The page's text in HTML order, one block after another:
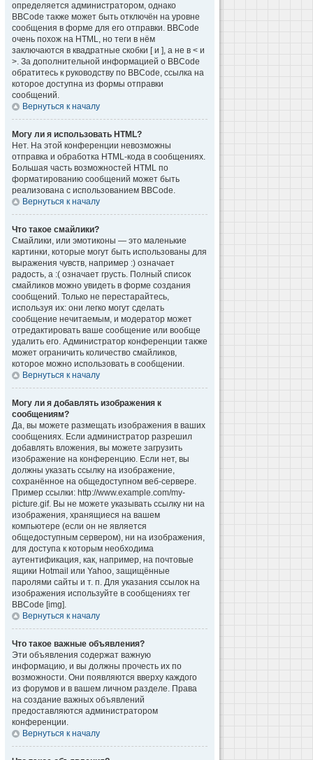
определяется администратором, однако
BBCode также может быть отключён на уровне
сообщения в форме для его отправки. BBCode
очень похож на HTML, но теги в нём
заключаются в квадратные скобки [ и ], а не в < и
>. За дополнительной информацией о BBCode
обратитесь к руководству по BBCode, ссылка на
которое доступна из формы отправки
сообщений.
Вернуться к началу
Могу ли я использовать HTML?
Нет. На этой конференции невозможны
отправка и обработка HTML-кода в сообщениях.
Большая часть возможностей HTML по
форматированию сообщений может быть
реализована с использованием BBCode.
Вернуться к началу
Что такое смайлики?
Смайлики, или эмотиконы — это маленькие
картинки, которые могут быть использованы для
выражения чувств, например :) означает
радость, а :( означает грусть. Полный список
смайликов можно увидеть в форме создания
сообщений. Только не перестарайтесь,
используя их: они легко могут сделать
сообщение нечитаемым, и модератор может
отредактировать ваше сообщение или вообще
удалить его. Администратор конференции также
может ограничить количество смайликов,
которое можно использовать в сообщении.
Вернуться к началу
Могу ли я добавлять изображения к
сообщениям?
Да, вы можете размещать изображения в ваших
сообщениях. Если администратор разрешил
добавлять вложения, вы можете загрузить
изображение на конференцию. Если нет, вы
должны указать ссылку на изображение,
сохранённое на общедоступном веб-сервере.
Пример ссылки: http://www.example.com/my-
picture.gif. Вы не можете указывать ссылку ни на
изображения, хранящиеся на вашем
компьютере (если он не является
общедоступным сервером), ни на изображения,
для доступа к которым необходима
аутентификация, как, например, на почтовые
ящики Hotmail или Yahoo, защищённые
паролями сайты и т. п. Для указания ссылок на
изображения используйте в сообщениях тег
BBCode [img].
Вернуться к началу
Что такое важные объявления?
Эти объявления содержат важную
информацию, и вы должны прочесть их по
возможности. Они появляются вверху каждого
из форумов и в вашем личном разделе. Права
на создание важных объявлений
предоставляются администратором
конференции.
Вернуться к началу